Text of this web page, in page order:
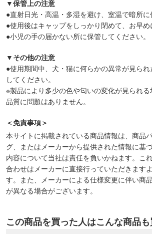
▼保管上の注意
●直射日光・高温・多湿を避け、室温で暗所に
●使用後はキャップをしっかり閉めて、お早め
●小児の手の届かない所に保管してください。
▼その他の注意
●使用期間中、犬・猫に何らかの異常が見ら
してください。
※製品により多少の色や匂いの変化が見られる
品質に問題はありません。
＜免責事項＞
本サイトに掲載されている商品情報は、商品
グ、またはメーカーから提供された情報に基
内容について当社は責任を負いかねます。こ
合わせはメーカーに直接行っていただきます
す。また、メーカーによる仕様変更に伴い商
が異なる場合がございます。
この商品を買った人はこんな商品